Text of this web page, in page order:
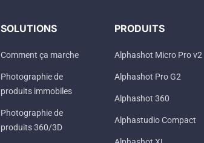
SOLUTIONS
Comment ça marche
Photographie de
produits immobiles
Photographie de
produits 360/3D
PRODUITS
Alphashot Micro Pro v2
Alphashot Pro G2
Alphashot 360
Alphastudio Compact